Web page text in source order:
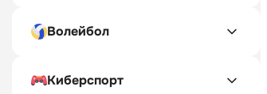
Волейбол
Киберспорт